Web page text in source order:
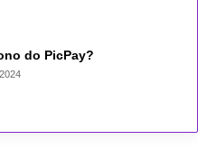
do PicPay?